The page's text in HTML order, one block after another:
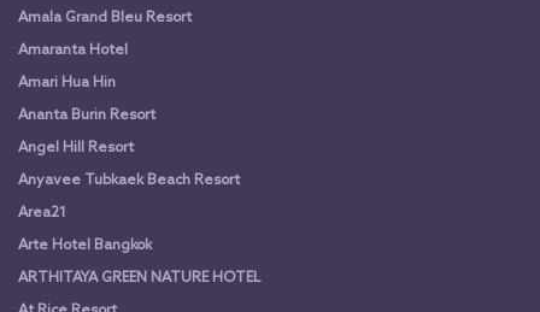
Amala Grand Bleu Resort
Amaranta Hotel
Amari Hua Hin
Ananta Burin Resort
Angel Hill Resort
Anyavee Tubkaek Beach Resort
Area21
Arte Hotel Bangkok
ARTHITAYA GREEN NATURE HOTEL